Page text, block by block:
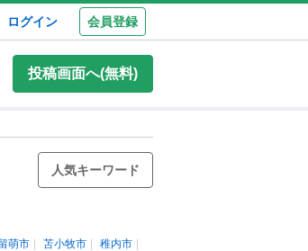
ログイン 会員登録
投稿画面へ(無料)
人気キーワード
萌市 苫小牧市
稚内市